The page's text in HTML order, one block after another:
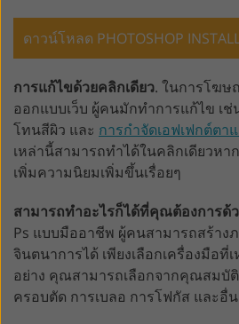
ดาวน์โหลด PHOTOSHOP
การแก้ไขด้วยคลิกเดียว. ในการโฆษ
ออกแบบเว็บ ผู้คนมักทำการแก้ไข เ
โทนสีผิว และ การกำจัดเอฟเฟกต์ตา
เหล่านี้สามารถทำได้ในคลิกเดียวห
เพิ่มความนิยมเพิ่มขึ้นเรื่อยๆ
สามารถทำอะไรก็ได้ที่คุณต้องการด้
Ps แบบมืออาชีพ ผู้คนสามารถสร้าง
จินตนาการได้ เพียงเลือกเครื่องมือที่
อย่าง คุณสามารถเลือกจากคุณสมบั
ครอบตัด การเบลอ การโฟกัส และอื่